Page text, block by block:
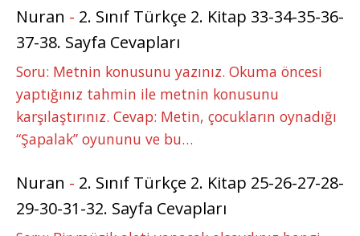
Nuran - 2. Sınıf Türkçe 2. Kitap 33-34-35-36-
37-38. Sayfa Cevapları
Soru: Metnin konusunu yazınız. Okuma öncesi
yaptığınız tahmin ile metnin konusunu
karşılaştırınız. Cevap: Metin, çocukların oynadığı
“Şapalak” oyununu ve bu…
Nuran - 2. Sınıf Türkçe 2. Kitap 25-26-27-28-
29-30-31-32. Sayfa Cevapları